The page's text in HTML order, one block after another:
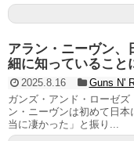
アラン・ニーヴン、
細に知っていること
2025.8.16
Guns N'
ガンズ・アンド・ローゼ
ン・ニーヴンは初めて日
当に凄かった」と振り...